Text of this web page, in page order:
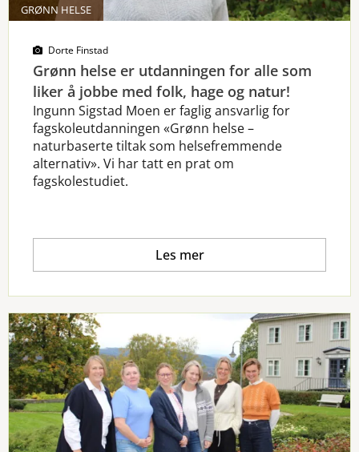
GRØNN HELSE
Dorte Finstad
Grønn helse er utdanningen for alle som
liker å jobbe med folk, hage og natur!
Ingunn Sigstad Moen er faglig ansvarlig for
fagskoleutdanningen «Grønn helse –
naturbaserte tiltak som helsefremmende
alternativ». Vi har tatt en prat om
fagskolestudiet.
Les mer